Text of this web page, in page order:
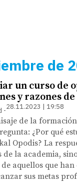
de
un curso de
y razones
28.11.2023 | 19:58
de la
¿Por qué
Opodis? La
de la academia,
aquellos que
sus metas